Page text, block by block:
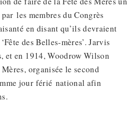
les membres du Congrès
en disant qu’ils devraient
des Belles-mères’. Jarvis
et en 1914, Woodrow Wilson
organisée le second
jour férié national afin